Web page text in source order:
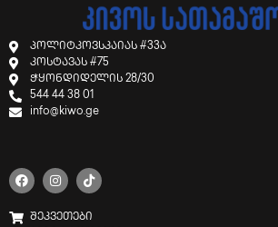
პოლიტკოვსკაიას #33ა
კოსტავას #75
ჭყონდიდელის 28/30
544 44 38 01
info@kiwo.ge
შეკვეთები